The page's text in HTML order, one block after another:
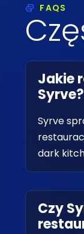
FAQS
Jakie
Syrve?
Syrve
dark
Czy